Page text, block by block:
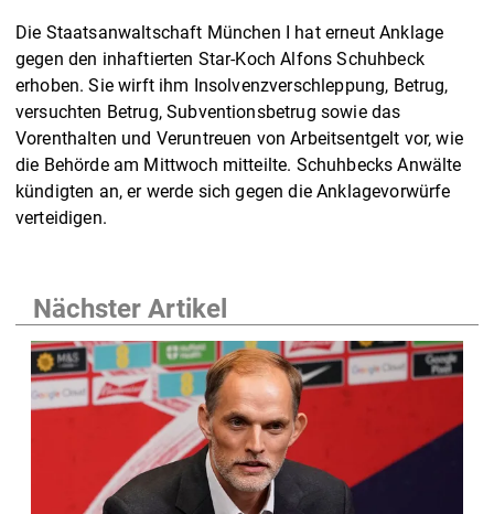
Die Staatsanwaltschaft München I hat erneut Anklage
gegen den inhaftierten Star-Koch Alfons Schuhbeck
erhoben. Sie wirft ihm Insolvenzverschleppung, Betrug,
versuchten Betrug, Subventionsbetrug sowie das
Vorenthalten und Veruntreuen von Arbeitsentgelt vor, wie
die Behörde am Mittwoch mitteilte. Schuhbecks Anwälte
kündigten an, er werde sich gegen die Anklagevorwürfe
verteidigen.
Nächster Artikel